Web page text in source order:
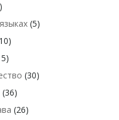
(5)
(30)
(36)
(26)